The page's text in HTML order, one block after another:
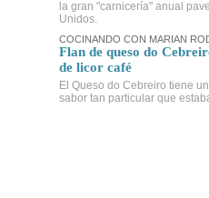
la gran "carnicería" anual
Unidos.
COCINANDO CON MARIAN
Flan de queso do
de licor café
El Queso do Cebreiro tiene
sabor tan particular que